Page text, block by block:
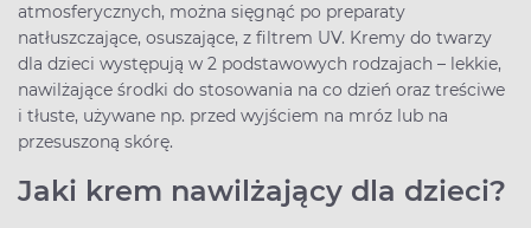
atmosferycznych, można sięgnąć po preparaty
natłuszczające, osuszające, z filtrem UV. Kremy do twarzy
dla dzieci występują w 2 podstawowych rodzajach – lekkie,
nawilżające środki do stosowania na co dzień oraz treściwe
i tłuste, używane np. przed wyjściem na mróz lub na
przesuszoną skórę.
Jaki krem nawilżający dla dzieci?